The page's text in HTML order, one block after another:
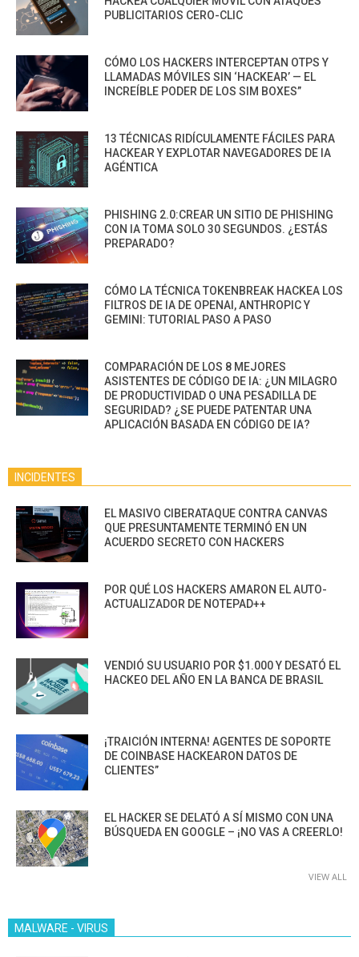
PUBLICITARIOS CERO-CLIC
CÓMO LOS HACKERS INTERCEPTAN OTPS Y
LLAMADAS MÓVILES SIN ‘HACKEAR’ — EL
INCREÍBLE PODER DE LOS SIM BOXES”
13 TÉCNICAS RIDÍCULAMENTE FÁCILES PARA
HACKEAR Y EXPLOTAR NAVEGADORES DE IA
AGÉNTICA
PHISHING 2.0:CREAR UN SITIO DE PHISHING
CON IA TOMA SOLO 30 SEGUNDOS. ¿ESTÁS
PREPARADO?
CÓMO LA TÉCNICA TOKENBREAK HACKEA LOS
FILTROS DE IA DE OPENAI, ANTHROPIC Y
GEMINI: TUTORIAL PASO A PASO
COMPARACIÓN DE LOS 8 MEJORES
ASISTENTES DE CÓDIGO DE IA: ¿UN MILAGRO
DE PRODUCTIVIDAD O UNA PESADILLA DE
SEGURIDAD? ¿SE PUEDE PATENTAR UNA
APLICACIÓN BASADA EN CÓDIGO DE IA?
INCIDENTES
EL MASIVO CIBERATAQUE CONTRA CANVAS
QUE PRESUNTAMENTE TERMINÓ EN UN
ACUERDO SECRETO CON HACKERS
POR QUÉ LOS HACKERS AMARON EL AUTO-
ACTUALIZADOR DE NOTEPAD++
VENDIÓ SU USUARIO POR $1.000 Y DESATÓ EL
HACKEO DEL AÑO EN LA BANCA DE BRASIL
¡TRAICIÓN INTERNA! AGENTES DE SOPORTE
DE COINBASE HACKEARON DATOS DE
CLIENTES”
EL HACKER SE DELATÓ A SÍ MISMO CON UNA
BÚSQUEDA EN GOOGLE – ¡NO VAS A CREERLO!
VIEW ALL
MALWARE - VIRUS